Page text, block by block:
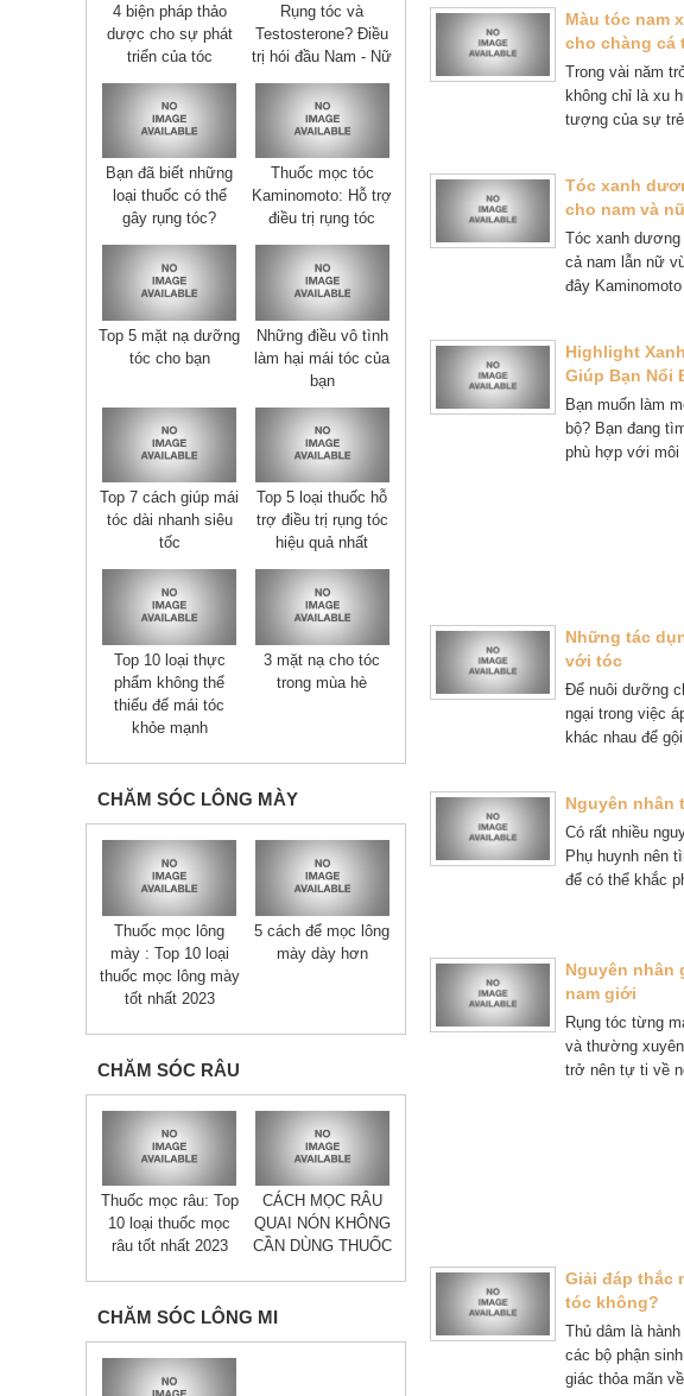
4 biện pháp thảo
dược cho sự phát
triển của tóc
Rụng tóc và
Testosterone? Điều
trị hói đầu Nam - Nữ
Bạn đã biết những
loại thuốc có thể
gây rụng tóc?
Thuốc mọc tóc
Kaminomoto: Hỗ trợ
điều trị rụng tóc
Top 5 mặt nạ dưỡng
tóc cho bạn
Những điều vô tình
làm hại mái tóc của
bạn
Top 7 cách giúp mái
tóc dài nhanh siêu
tốc
Top 5 loại thuốc hỗ
trợ điều trị rụng tóc
hiệu quả nhất
Top 10 loại thực
phẩm không thể
thiếu đế mái tóc
khỏe mạnh
3 mặt nạ cho tóc
trong mùa hè
CHĂM SÓC LÔNG MÀY
Thuốc mọc lông
mày : Top 10 loại
thuốc mọc lông mày
tốt nhất 2023
5 cách để mọc lông
mày dày hơn
CHĂM SÓC RÂU
Thuốc mọc râu: Top
10 loại thuốc mọc
râu tốt nhất 2023
CÁCH MỌC RÂU
QUAI NÓN KHÔNG
CẦN DÙNG THUỐC
CHĂM SÓC LÔNG MI
biển sâu và
Màu tóc nam
cho chàng cá
Trong vài năm
không chỉ là xu
tượng của sự trẻ
Tóc xanh
cho nam và
Tóc xanh
cả nam lẫn nữ
đây
Highlight
Giúp Bạn Nổi
Bạn muốn làm
bộ? Bạn đang
phù hợp với
Những tác
với tóc
Để nuôi dưỡng
ngại trong việc
khác nhau để
Nguyên nhân
Có rất nhiều
Phụ huynh nên
để có thể khắc
Nguyên nhân
nam giới
Rụng tóc từng
và thường
trở nên tự ti về
Giải đáp thắc
tóc không?
Thủ dâm là
các bộ phận
giác thỏa mãn